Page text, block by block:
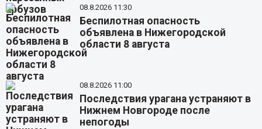
08.8.2026 11:30
Беспилотная опасность
объявлена в Нижегородской
области 8 августа
08.8.2026 11:00
Последствия урагана устраняют в
Нижнем Новгороде после
непогоды